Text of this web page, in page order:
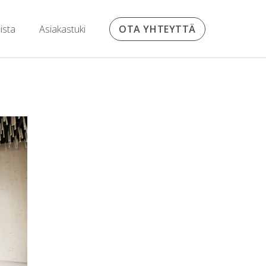
Asiakastuki OTA YHTEYTTÄ